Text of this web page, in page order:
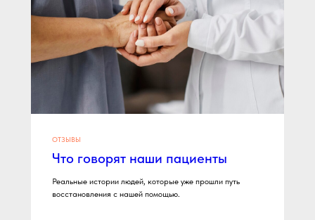
ОТЗЫВЫ
Что говорят наши пациенты
Реальные истории людей, которые уже прошли путь
восстановления с нашей помощью.